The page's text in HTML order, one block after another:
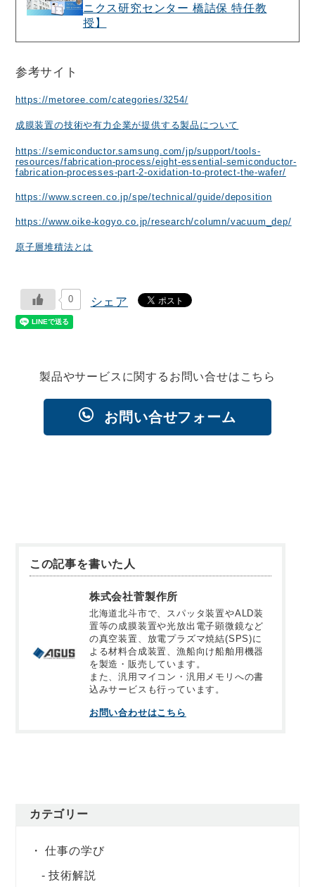
ニクス研究センター 橋詰保 特任教
授】
参考サイト
https://metoree.com/categories/3254/
成膜装置の技術や有力企業が提供する製品について
https://semiconductor.samsung.com/jp/support/tools-
resources/fabrication-process/eight-essential-semiconductor-
fabrication-processes-part-2-oxidation-to-protect-the-wafer/
https://www.screen.co.jp/spe/technical/guide/deposition
https://www.oike-kogyo.co.jp/research/column/vacuum_dep/
原子層堆積法とは
0 シェア
製品やサービスに関するお問い合せはこちら
お問い合せフォーム
この記事を書いた人
株式会社菅製作所
北海道北斗市で、スパッタ装置やALD装
置等の成膜装置や光放出電子顕微鏡など
の真空装置、放電プラズマ焼結(SPS)に
よる材料合成装置、漁船向け船舶用機器
を製造・販売しています。
また、汎用マイコン・汎用メモリへの書
込みサービスも行っています。
お問い合わせはこちら
カテゴリー
仕事の学び
技術解説